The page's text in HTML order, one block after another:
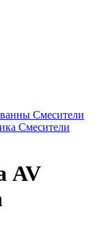
Смесители
Смесители
AV